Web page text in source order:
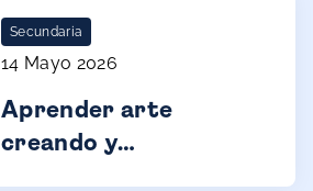
Secundaria
14 Mayo 2026
Aprender arte
creando y